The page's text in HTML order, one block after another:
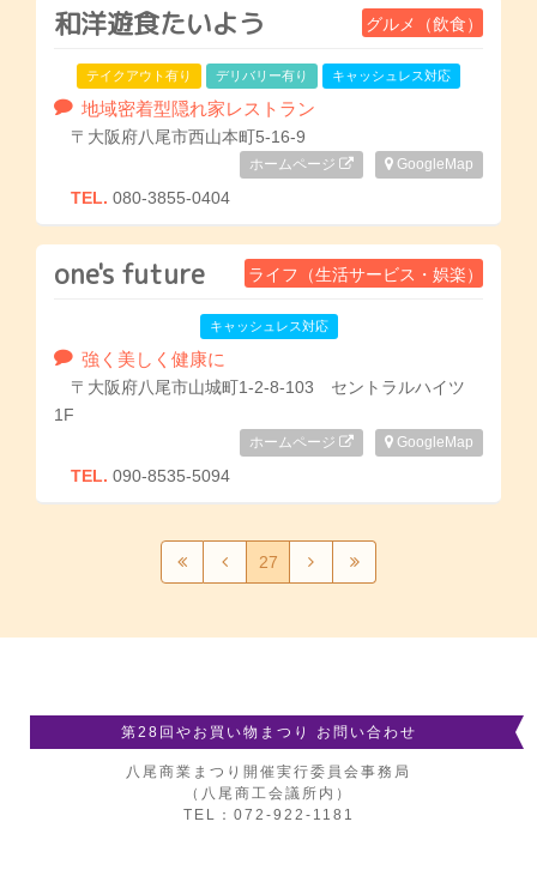
和洋遊食たいよう グルメ（飲食）
テイクアウト有り デリバリー有り キャッシュレス対応
地域密着型隠れ家レストラン
〒大阪府八尾市西山本町5-16-9
GoogleMap
ホームページ
TEL. 080-3855-0404
one's future ライフ（生活サービス・娯楽）
キャッシュレス対応
強く美しく健康に
〒大阪府八尾市山城町1-2-8-103 セントラルハイツ
1F
GoogleMap
ホームページ
TEL. 090-8535-5094
27
第28回やお買い物まつり お問い合わせ
八尾商業まつり開催実行委員会事務局
（八尾商工会議所内）
TEL：072-922-1181